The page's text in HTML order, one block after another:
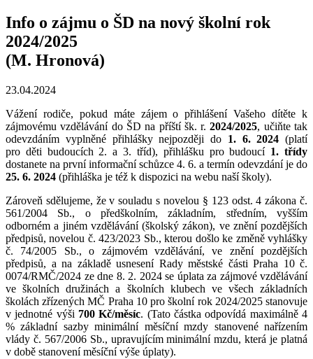
Info o zájmu o ŠD na nový školní rok
2024/2025
(M. Hronová)
23.04.2024
Vážení rodiče, pokud máte zájem o přihlášení Vašeho dítěte k
zájmovému vzdělávání do ŠD na příští šk. r.2024/2025, učiňte tak
odevzdáním vyplněné přihlášky nejpozději do 1. 6. 2024 (platí
pro děti budoucích 2. a 3. tříd), přihlášku pro budoucí 1. třídy
dostanete na první informační schůzce 4. 6. a termín odevzdání je do
25. 6. 2024 (přihláška je též k dispozici na webu naší školy).
Zároveň sdělujeme, že v souladu s novelou § 123 odst. 4 zákona č.
561/2004 Sb., o předškolním, základním, středním, vyšším
odborném a jiném vzdělávání (školský zákon), ve znění pozdějších
předpisů, novelou č. 423/2023 Sb., kterou došlo ke změně vyhlášky
č. 74/2005 Sb., o zájmovém vzdělávání, ve znění pozdějších
předpisů, a na základě usnesení Rady městské části Praha 10 č.
0074/RMČ/2024 ze dne 8. 2. 2024 se úplata za zájmové vzdělávání
ve školních družinách a školních klubech ve všech základních
školách zřízených MČ Praha 10 pro školní rok 2024/2025 stanovuje
v jednotné výši 700 Kč/měsíc. (Tato částka odpovídá maximálně 4
% základní sazby minimální měsíční mzdy stanovené nařízením
vlády č. 567/2006 Sb., upravujícím minimální mzdu, která je platná
v době stanovení měsíční výše úplaty).